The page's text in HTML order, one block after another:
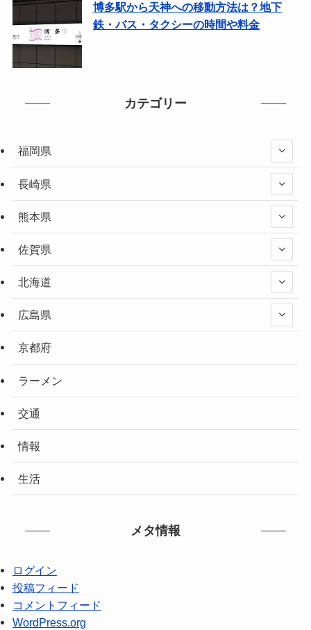
博多駅から天神への移動方法は？地下
鉄・バス・タクシーの時間や料金
カテゴリー
福岡県
長崎県
熊本県
佐賀県
北海道
広島県
京都府
ラーメン
交通
情報
生活
メタ情報
ログイン
投稿フィード
コメントフィード
WordPress.org